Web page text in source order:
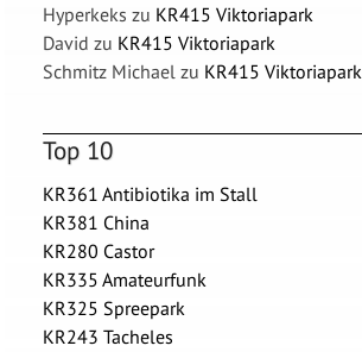
Hyperkeks zu KR415 Viktoriapark
David zu KR415 Viktoriapark
Schmitz Michael zu KR415 Viktoriapark
Top 10
KR361 Antibiotika im Stall
KR381 China
KR280 Castor
KR335 Amateurfunk
KR325 Spreepark
KR243 Tacheles